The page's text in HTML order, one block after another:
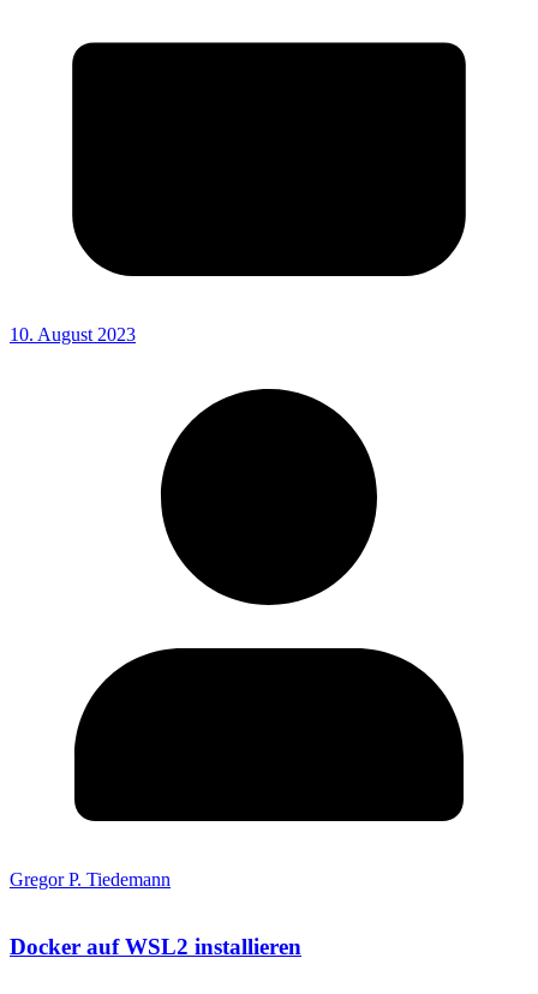
10. August 2023
Gregor P. Tiedemann
Docker auf WSL2 installieren